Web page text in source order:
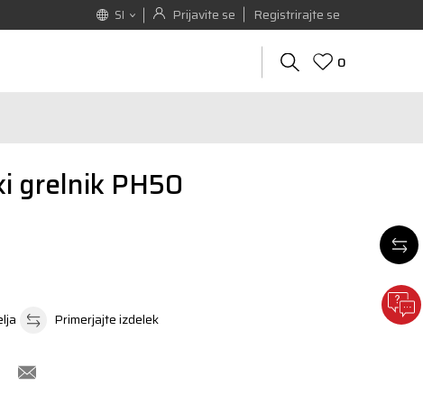
Prijavite se Registrirajte se
SI
0
grelnik PH50
Primerjajte izdelek